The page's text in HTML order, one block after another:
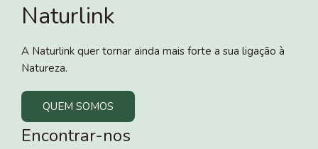
Naturlink
A Naturlink quer tornar ainda mais forte a sua ligação à
Natureza.
QUEM SOMOS
Encontrar-nos